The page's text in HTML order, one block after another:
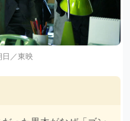
／東映